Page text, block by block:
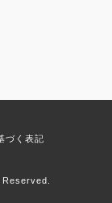
づく表記